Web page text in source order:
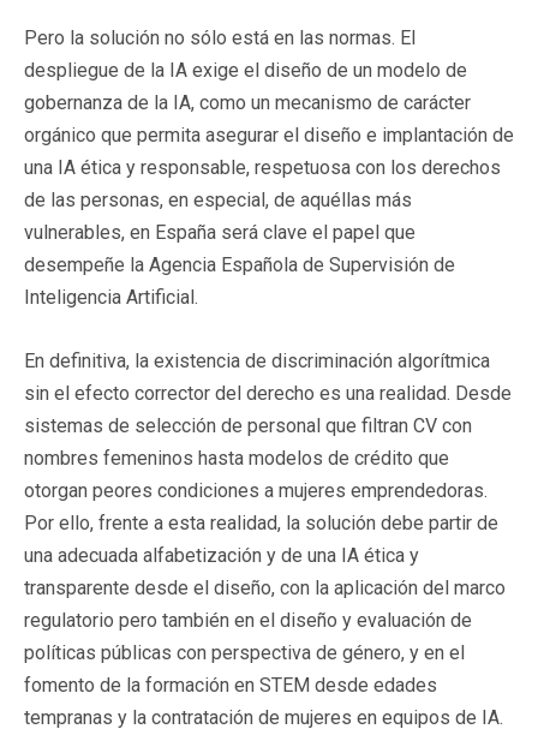
Pero la solución no sólo está en las normas. El
despliegue de la IA exige el diseño de un modelo de
gobernanza de la IA, como un mecanismo de carácter
orgánico que permita asegurar el diseño e implantación de
una IA ética y responsable, respetuosa con los derechos
de las personas, en especial, de aquéllas más
vulnerables, en España será clave el papel que
desempeñe la Agencia Española de Supervisión de
Inteligencia Artificial.
En definitiva, la existencia de discriminación algorítmica
sin el efecto corrector del derecho es una realidad. Desde
sistemas de selección de personal que filtran CV con
nombres femeninos hasta modelos de crédito que
otorgan peores condiciones a mujeres emprendedoras.
Por ello, frente a esta realidad, la solución debe partir de
una adecuada alfabetización y de una IA ética y
transparente desde el diseño, con la aplicación del marco
regulatorio pero también en el diseño y evaluación de
políticas públicas con perspectiva de género, y en el
fomento de la formación en STEM desde edades
tempranas y la contratación de mujeres en equipos de IA.